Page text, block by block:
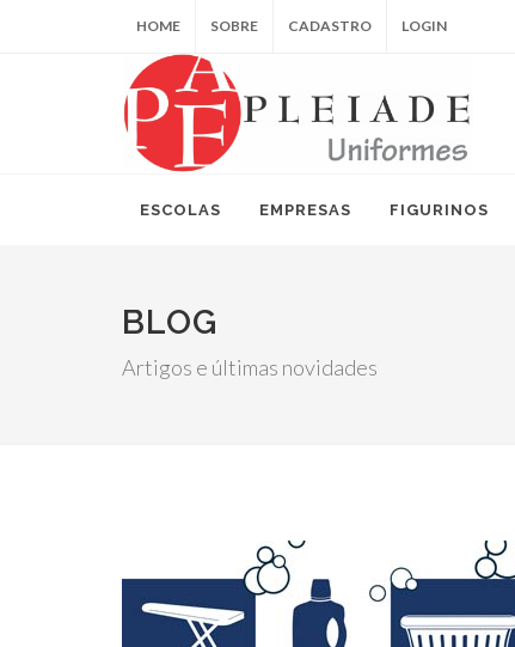
HOME SOBRE CADASTRO LOGIN
ESCOLAS EMPRESAS FIGURINOS
BLOG
Artigos e últimas novidades